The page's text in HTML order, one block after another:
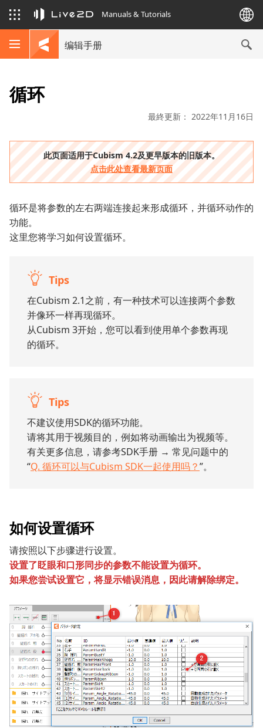
Manuals & Tutorials
编辑手册
循环
最終更新： 2022年11月16日
此页面适用于Cubism 4.2及更早版本的旧版本。
点击此处查看最新页面
循环是将参数的左右两端连接起来形成循环，并循环动作的
功能。
这里您将学习如何设置循环。
Tips
在Cubism 2.1之前，有一种技术可以连接两个参数
并像环一样再现循环。
从Cubism 3开始，您可以看到使用单个参数再现
的循环。
Tips
不建议使用SDK的循环功能。
请将其用于视频目的，例如将动画输出为视频等。
有关更多信息，请参考SDK手册 → 常见问题中的
“Q. 循环可以与Cubism SDK一起使用吗？”。
如何设置循环
请按照以下步骤进行设置。
设置了眨眼和口形同步的参数不能设置为循环。
如果您尝试设置它，将显示错误消息，因此请解除绑定。